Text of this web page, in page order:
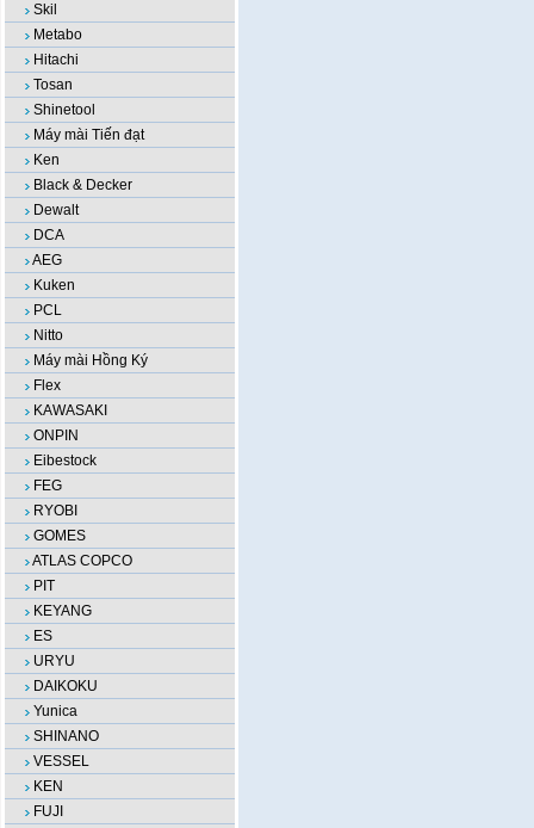
Skil
Metabo
Hitachi
Tosan
Shinetool
Máy mài Tiến đạt
Ken
Black & Decker
Dewalt
DCA
AEG
Kuken
PCL
Nitto
Máy mài Hồng Ký
Flex
KAWASAKI
ONPIN
Eibestock
FEG
RYOBI
GOMES
ATLAS COPCO
PIT
KEYANG
ES
URYU
DAIKOKU
Yunica
SHINANO
VESSEL
KEN
FUJI